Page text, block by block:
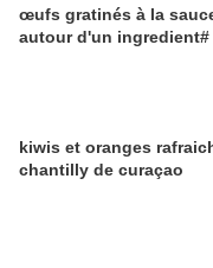
œufs gratinés à la sauce aurore:
autour d'un ingredient#
kiwis et oranges
chantilly de curaçao